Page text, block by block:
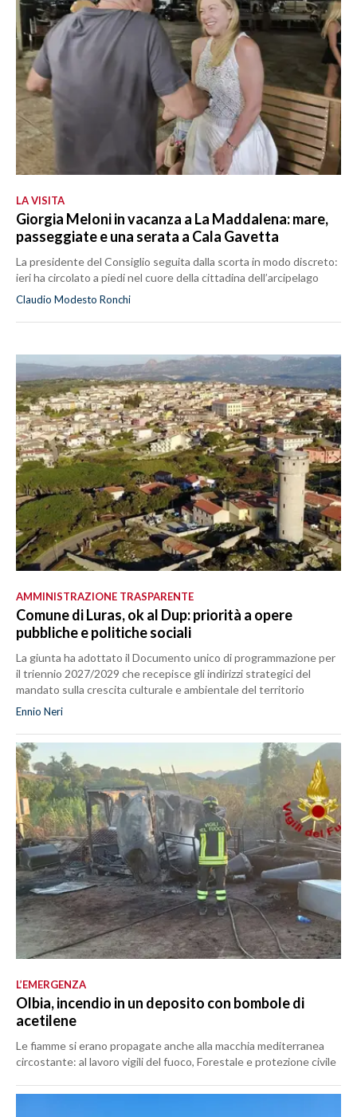
LA VISITA
Giorgia Meloni in vacanza a La Maddalena: mare,
passeggiate e una serata a Cala Gavetta
La presidente del Consiglio seguita dalla scorta in modo discreto:
ieri ha circolato a piedi nel cuore della cittadina dell’arcipelago
Claudio Modesto Ronchi
AMMINISTRAZIONE TRASPARENTE
Comune di Luras, ok al Dup: priorità a opere
pubbliche e politiche sociali
La giunta ha adottato il Documento unico di programmazione per
il triennio 2027/2029 che recepisce gli indirizzi strategici del
mandato sulla crescita culturale e ambientale del territorio
Ennio Neri
L’EMERGENZA
Olbia, incendio in un deposito con bombole di
acetilene
Le fiamme si erano propagate anche alla macchia mediterranea
circostante: al lavoro vigili del fuoco, Forestale e protezione civile